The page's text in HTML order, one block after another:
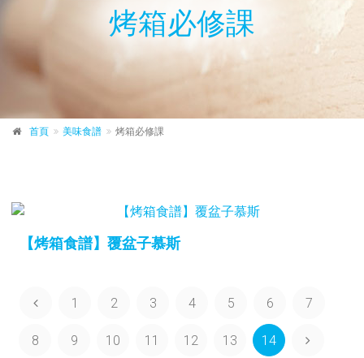
烤箱必修課
首頁 美味食譜 烤箱必修課
【烤箱食譜】覆盆子慕斯
1 2 3 4 5 6 7
8 9 10 11 12 13 14